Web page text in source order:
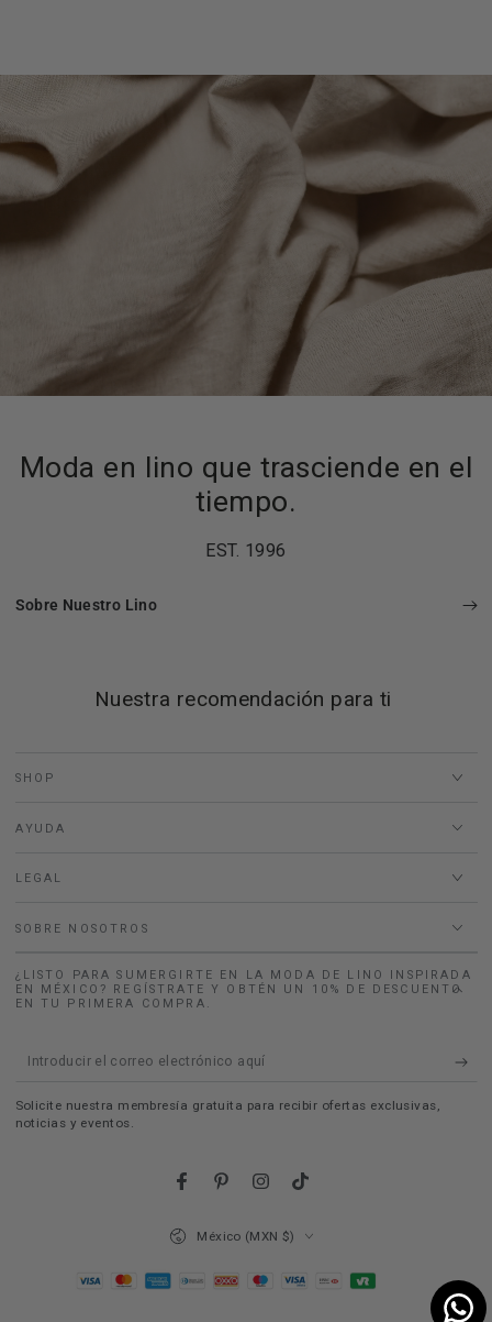
Moda en lino que trasciende en el
tiempo.
EST. 1996
Sobre Nuestro Lino
Nuestra recomendación para ti
SHOP
AYUDA
LEGAL
SOBRE NOSOTROS
¿LISTO PARA SUMERGIRTE EN LA MODA DE LINO INSPIRADA
EN MÉXICO? REGÍSTRATE Y OBTÉN UN 10% DE DESCUENTO
EN TU PRIMERA COMPRA.
Introducir
correo
Solicite nuestra membresía gratuita para recibir ofertas exclusivas,
noticias y eventos.
FacebookPinterestInstagram
TikTok
México (MXN $)
Métodos de pago